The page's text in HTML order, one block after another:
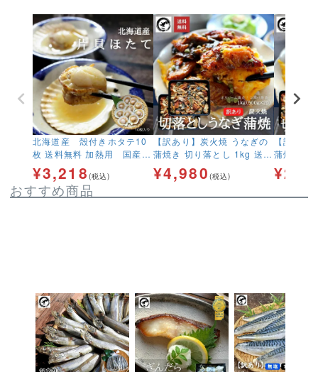
北海道産 殻付きホタテ10
枚 送料無料 加熱用 国産
片貝 ほたて 海鮮 BBQ
¥3,218 (税込)
【訳あり】炭火焼 うなぎの
蒲焼き 切り落とし 1kg 送料
無料 刻み きざみ お買
い得 ウナギ 鰻 中国
¥4,980 (税込)
【訳あり
蒲焼き
料無料
ット済
¥
おすすめ商品